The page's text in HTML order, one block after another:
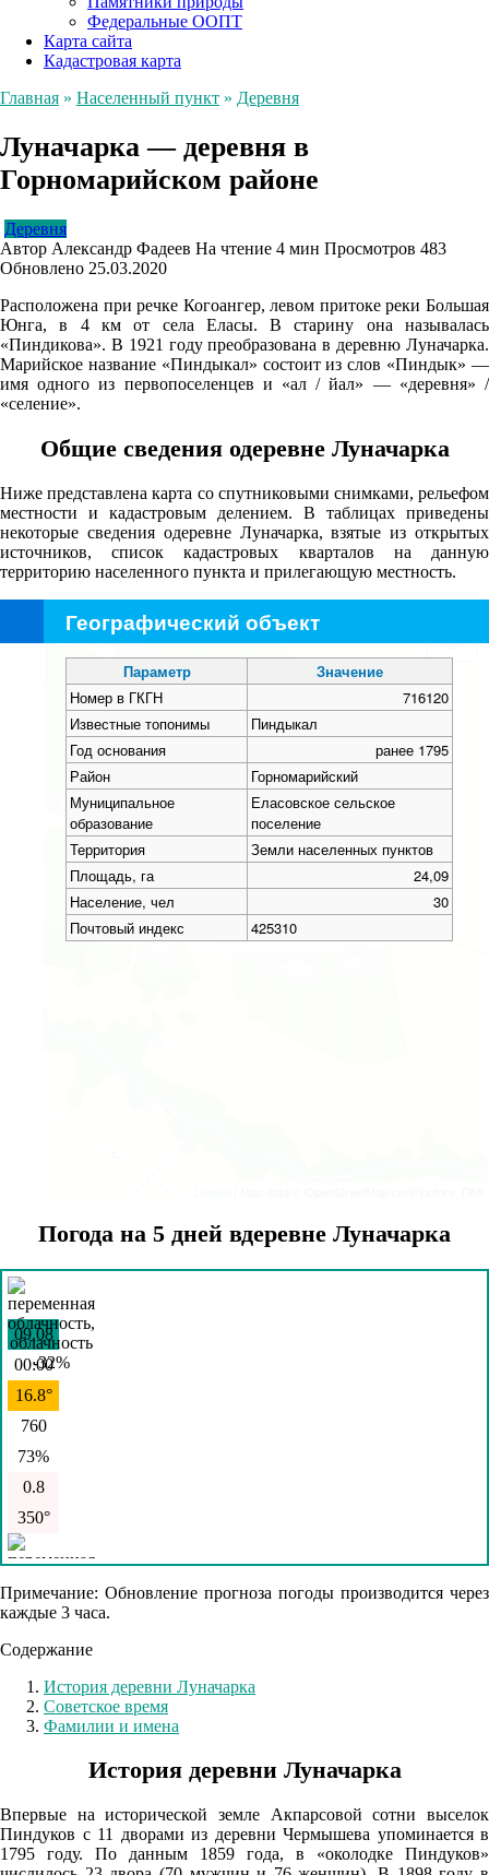
Федеральные ООПТ
Карта сайта
Кадастровая карта
Главная » Населенный пункт » Деревня
Луначарка — деревня в
Горномарийском районе
Деревня
Автор Александр Фадеев На чтение 4 мин Просмотров 483
Обновлено 25.03.2020
Расположена при речке Когоангер, левом притоке реки Большая
Юнга, в 4 км от села Еласы. В старину она называлась
«Пиндикова». В 1921 году преобразована в деревню Луначарка.
Марийское название «Пиндыкал» состоит из слов «Пиндык» —
имя одного из первопоселенцев и «ал / йал» — «деревня» /
«селение».
Общие сведения одеревне Луначарка
Ниже представлена карта со спутниковыми снимками, рельефом
местности и кадастровым делением. В таблицах приведены
некоторые сведения одеревне Луначарка, взятые из открытых
источников, список кадастровых кварталов на данную
территорию населенного пункта и прилегающую местность.
Географический объект
Параметр
Значение
Номер в ГКГН
716120
Известные топонимы
Пиндыкал
Год основания
ранее 1795
Район
Горномарийский
Муниципальное
образование
Еласовское сельское
поселение
Территория
Земли населенных пунктов
Площадь, га
24,09
Население, чел
30
Почтовый индекс
425310
Погода на 5 дней вдеревне Луначарка
09.08
00:00
16.8°
760
73%
0.8
350°
09.08
03:00
17°
760
70%
09.08
Примечание: Обновление прогноза погоды производится через
каждые 3 часа.
Содержание
История деревни Луначарка
Советское время
Фамилии и имена
История деревни Луначарка
Впервые на исторической земле Акпарсовой сотни выселок
Пиндуков с 11 дворами из деревни Чермышева упоминается в
1795 году. По данным 1859 года, в «околодке Пиндуков»